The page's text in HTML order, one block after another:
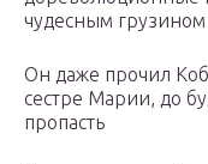
чудесным грузином
Он даже прочил
сестре Марии, до
пропасть